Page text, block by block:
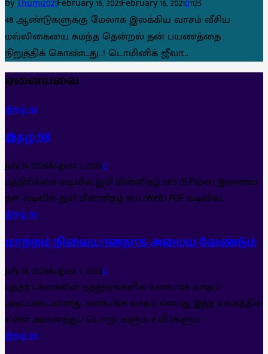
48 ஆண்டுகளுக்கு மேலாக இலக்கிய வாசம் வீசிய
மல்லிகையை சுமந்த தென்றல் தன் பயணத்தை
நிறுத்திக் கொண்டது…! டொமினிக் ஜீவா...
ஏனையவை
இதழ் 98
இதழ் 98
July 31, 2026August 1, 20260
பத்திரிக்கை வடிவில் துமி மின்னிதழ் 98.0 (E-Paper) இணைய
தள வடிவில் துமி மின்னிதழ் 98.0 (Web) PDF வடிவில்...
இதழ் 98
மாற்றம் நிலையானதாக அமைய வேண்டும்
July 31, 2026August 1, 20260
புத்தர் பகவானின் தத்துவங்களில் கணபங்க வாதம்
அடிப்படையானது. கணபங்க வாதம் என்பது இந்த உலகத்தில்
உள்ள அனைத்துப் பொருட்களும், உயிர்களும்...
இதழ் 98